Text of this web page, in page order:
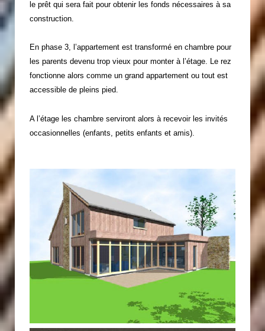
le prêt qui sera fait pour obtenir les fonds nécessaires à sa
construction.
En phase 3, l’appartement est transformé en chambre pour
les parents devenu trop vieux pour monter à l’étage. Le rez
fonctionne alors comme un grand appartement ou tout est
accessible de pleins pied.
A l’étage les chambre serviront alors à recevoir les invités
occasionnelles (enfants, petits enfants et amis).